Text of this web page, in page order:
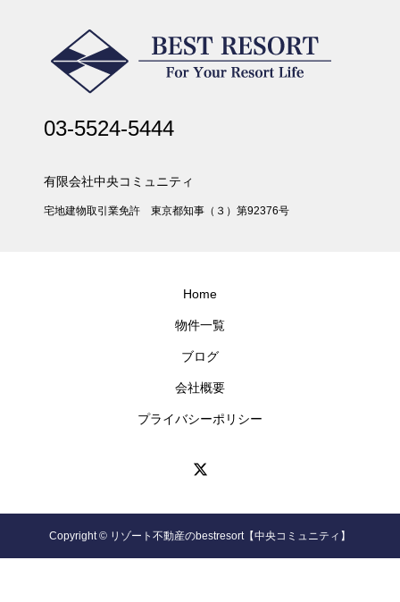
03-5524-5444
有限会社中央コミュニティ
宅地建物取引業免許 東京都知事（３）第92376号
Home
物件一覧
ブログ
会社概要
プライバシーポリシー
Copyright © リゾート不動産のbestresort【中央コミュニティ】